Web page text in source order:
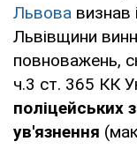
Львова визнав
Львівщини
повноважень,
ч.3 ст. 365 КК
поліцейських
ув'язнення